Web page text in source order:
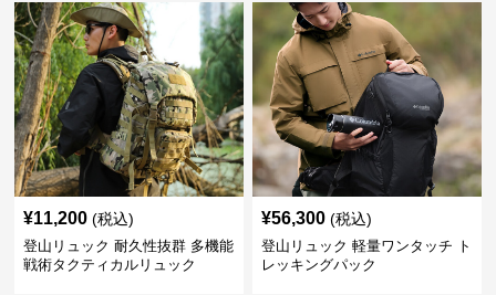
¥11,200 (税込)
登山リュック 耐久性抜群 多機能
戦術タクティカルリュック
¥56,300 (税込)
登山リュック 軽量ワンタッチ ト
レッキングパック